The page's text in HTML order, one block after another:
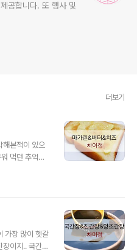
공합니다. 또 행사 및
더보기
해본적이 있으
먹던 추억이
있습니다. ㅠ
(인조지방) +
. - 비싼 버터
. - 100g 당 7
가장 많이 헷갈
이지.. 국간장